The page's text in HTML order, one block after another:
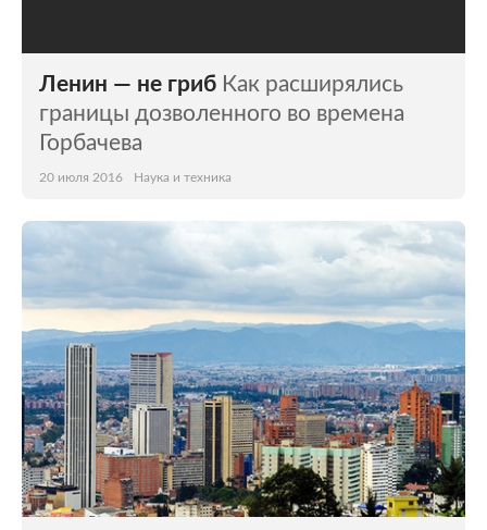
Ленин — не гриб Как расширялись
границы дозволенного во времена
Горбачева
20 июля 2016 Наука и техника